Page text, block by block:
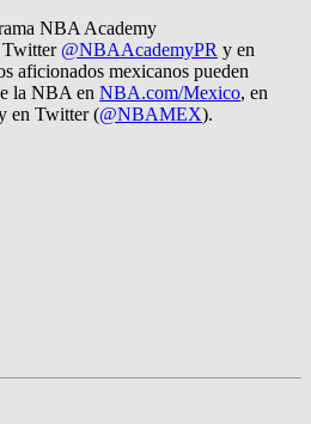
NBA Academy
Twitter @NBAAcademyPR y en
aficionados mexicanos pueden
la NBA en NBA.com/Mexico, en
en Twitter (@NBAMEX).